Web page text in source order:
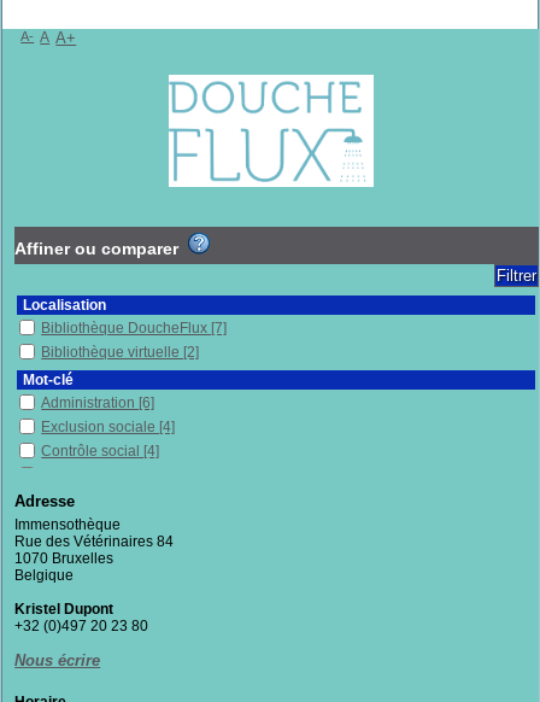
A- A A+
Affiner ou comparer
Localisation
Bibliothèque DoucheFlux [7]
Bibliothèque virtuelle [2]
Mot-clé
Administration [6]
Exclusion sociale [4]
Contrôle social [4]
Services publics
Sociologie[3]
Service social[2]
Office des étrangers
Enquête[2]
Droit d'asile
Discrimination
Adresse
Immensothèque
Rue des Vétérinaires 84
1070 Bruxelles
Belgique
Kristel Dupont
+32 (0)497 20 23 80
Nous écrire